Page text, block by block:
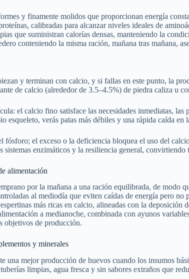
y finamente molidos que proporcionan energía
calibradas para alcanzar niveles ideales de
que suministran calorías densas, manteniendo la
conteniendo la misma ración, mañana tras mañana,
y terminan con calcio, y si fallas en este punto, la
de calcio (alrededor de 3.5–4.5%) de piedra caliza u
el calcio fino satisface las necesidades inmediatas,
esqueleto, verás patas más débiles y una rápida caída en
fósforo; el exceso o la deficiencia bloquea el uso del
sistemas enzimáticos y la resiliencia general,
alimentación
por la mañana a una ración equilibrada, de modo
al mediodía que eviten caídas de energía pero no
más ricas en calcio, alineadas con la deposición
a medianoche, combinada con ayunos
objetivos de producción.
y minerales
una mejor producción de huevos cuando los insumos
limpias, agua fresca y sin sabores extraños que